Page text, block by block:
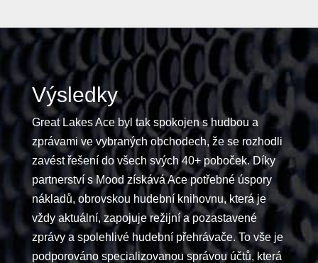
Výsledky
Great Lakes Ace byl tak spokojen s hudbou a
zprávami ve vybraných obchodech, že se rozhodli
zavést řešení do všech svých 40+ poboček. Díky
partnerství s Mood získává Ace potřebné úspory
nákladů, obrovskou hudební knihovnu, která je
vždy aktuální, zapojuje režijní a pozastavené
zprávy a spolehlivé hudební přehrávače. To vše je
podporováno specializovanou správou účtů, která